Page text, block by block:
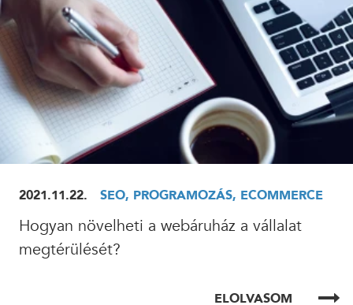
2021.11.22. SEO, PROGRAMOZÁS, ECOMMERCE
Hogyan növelheti a webáruház a vállalat
megtérülését?
ELOLVASOM